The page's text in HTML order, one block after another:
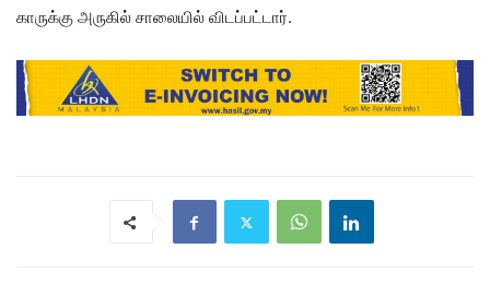
காருக்கு அருகில் சாலையில் விடப்பட்டார்.